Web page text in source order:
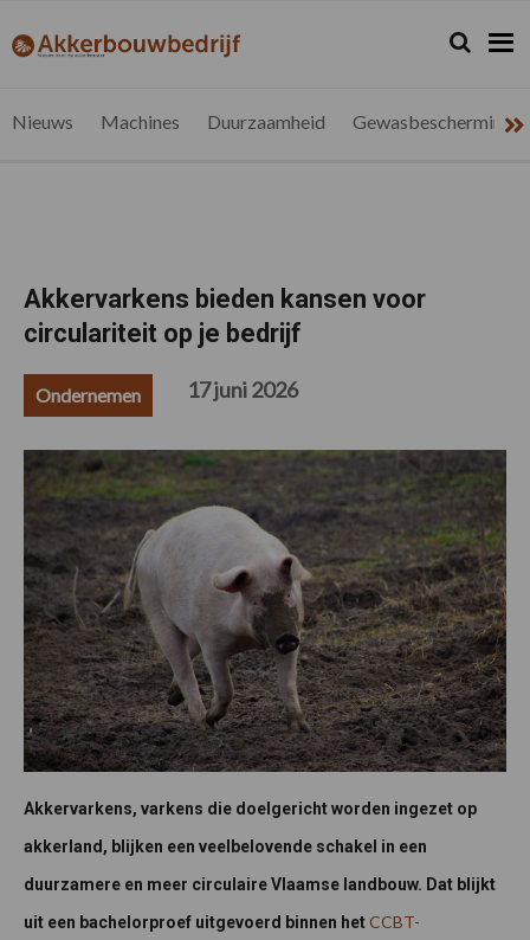
de
de
de
de
akkerbouwbedrijf.be
Nieuws
Zoeken...
Zoek
Nieuws Machines Duurzaamheid Gewasbescherming
Akkervarkens bieden kansen voor
circulariteit op je bedrijf
Ondernemen 17 juni 2026
Akkervarkens, varkens die doelgericht worden ingezet op
akkerland, blijken een veelbelovende schakel in een
duurzamere en meer circulaire Vlaamse landbouw. Dat blijkt
uit een bachelorproef uitgevoerd binnen hetCCBT-